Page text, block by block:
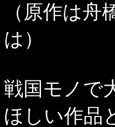
（原作は
は）
戦国モノで
ほしい作品